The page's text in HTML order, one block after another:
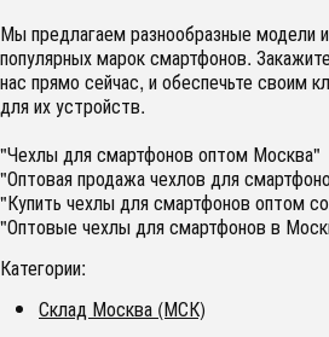
Мы предлагаем разнообразные модели
популярных марок смартфонов.
нас прямо сейчас, и обеспечьте своим
для их устройств.
"Чехлы для смартфонов оптом Москва"
"Оптовая продажа чехлов для
"Купить чехлы для смартфонов оптом
"Оптовые чехлы для смартфонов в
Категории:
Склад Москва (МСК)